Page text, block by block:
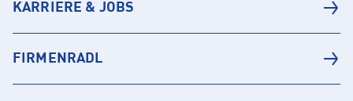
KARRIERE & JOBS
FIRMENRADL